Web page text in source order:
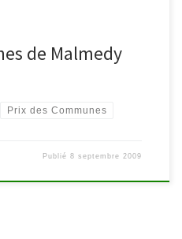
de Malmedy
Prix des Communes
Publié8 septembre 2009